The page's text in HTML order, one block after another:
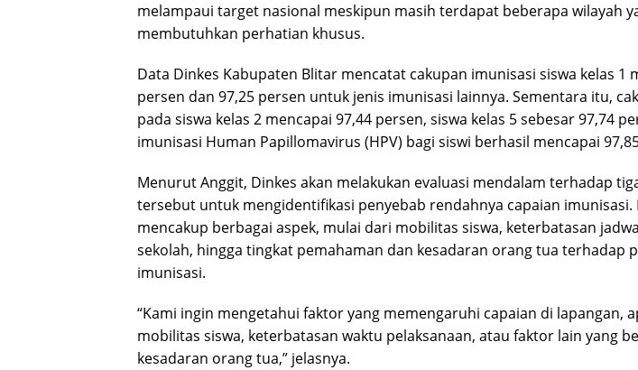
melampaui target nasional meskipun masih terdapat beberapa wilayah
membutuhkan perhatian khusus.
Data Dinkes Kabupaten Blitar mencatat cakupan imunisasi siswa kelas 1
persen dan 97,25 persen untuk jenis imunisasi lainnya. Sementara itu,
pada siswa kelas 2 mencapai 97,44 persen, siswa kelas 5 sebesar 97,74
imunisasi Human Papillomavirus (HPV) bagi siswi berhasil mencapai
Menurut Anggit, Dinkes akan melakukan evaluasi mendalam terhadap
tersebut untuk mengidentifikasi penyebab rendahnya capaian imunisasi.
mencakup berbagai aspek, mulai dari mobilitas siswa, keterbatasan
sekolah, hingga tingkat pemahaman dan kesadaran orang tua terhadap
imunisasi.
“Kami ingin mengetahui faktor yang memengaruhi capaian di lapangan,
mobilitas siswa, keterbatasan waktu pelaksanaan, atau faktor lain yang
kesadaran orang tua,” jelasnya.